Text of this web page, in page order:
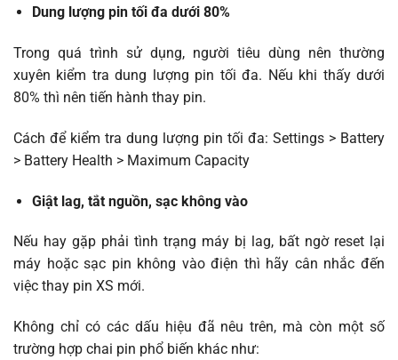
Dung lượng pin tối đa dưới 80%
Trong quá trình sử dụng, người tiêu dùng nên thường
xuyên kiểm tra dung lượng pin tối đa. Nếu khi thấy dưới
80% thì nên tiến hành thay pin.
Cách để kiểm tra dung lượng pin tối đa: Settings > Battery
> Battery Health > Maximum Capacity
Giật lag, tắt nguồn, sạc không vào
Nếu hay gặp phải tình trạng máy bị lag, bất ngờ reset lại
máy hoặc sạc pin không vào điện thì hãy cân nhắc đến
việc thay pin XS mới.
Không chỉ có các dấu hiệu đã nêu trên, mà còn một số
trường hợp chai pin phổ biến khác như: